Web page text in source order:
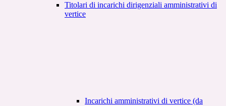
Titolari di incarichi dirigenziali amministrativi di
vertice
Incarichi amministrativi di vertice (da